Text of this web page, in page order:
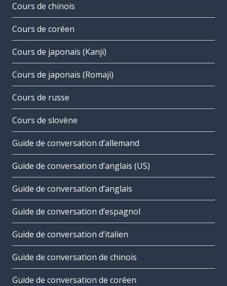
Cours de chinois
Cours de coréen
Cours de japonais (Kanji)
Cours de japonais (Romaji)
Cours de russe
Cours de slovène
Guide de conversation d’allemand
Guide de conversation d’anglais (US)
Guide de conversation d’anglais
Guide de conversation d’espagnol
Guide de conversation d’italien
Guide de conversation de chinois
Guide de conversation de coréen